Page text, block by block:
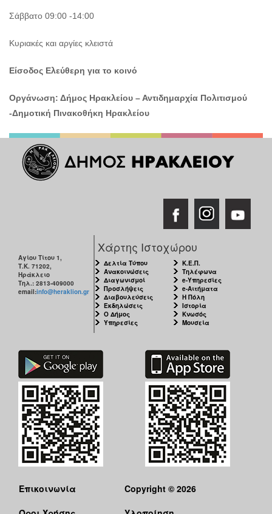
Σάββατο 09:00 -14:00
Κυριακές και αργίες κλειστά
Είσοδος Ελεύθερη για το κοινό
Οργάνωση: Δήμος Ηρακλείου – Αντιδημαρχία Πολιτισμού
-Δημοτική Πινακοθήκη Ηρακλείου
Αγίου Τίτου 1,
Τ.Κ. 71202,
Ηράκλειο
Τηλ.: 2813-409000
email:info@heraklion.gr
Χάρτης Ιστοχώρου
Δελτία Τύπου
Ανακοινώσεις
Διαγωνισμοί
Προσλήψεις
Διαβουλεύσεις
Εκδηλώσεις
Ο Δήμος
Υπηρεσίες
Κ.Ε.Π.
Τηλέφωνα
e-Υπηρεσίες
e-Αιτήματα
Η Πόλη
Ιστορία
Κνωσός
Μουσεία
Επικοινωνία
Copyright © 2026